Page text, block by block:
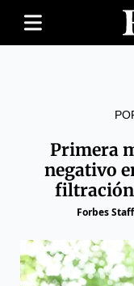
Primera
negativo
filtración
Forbes Staff